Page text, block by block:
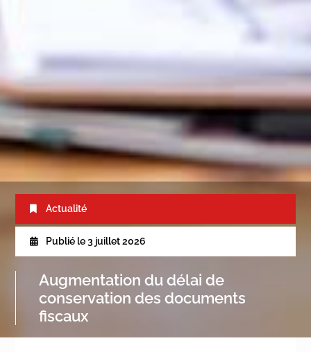
Actualité
Publié le 3 juillet 2026
Augmentation du délai de
conservation des documents
fiscaux